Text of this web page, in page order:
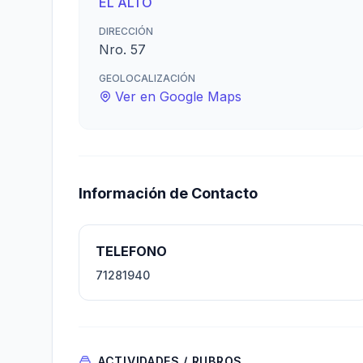
DIRECCIÓN
Nro. 57
GEOLOCALIZACIÓN
Ver en Google Maps
Información de Contacto
TELEFONO
71281940